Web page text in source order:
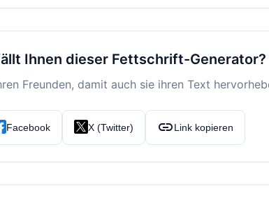
Ihnen dieser Fettschrift-Generator?
Freunden, damit auch sie ihren Text
Facebook X (Twitter) linkLink kopieren